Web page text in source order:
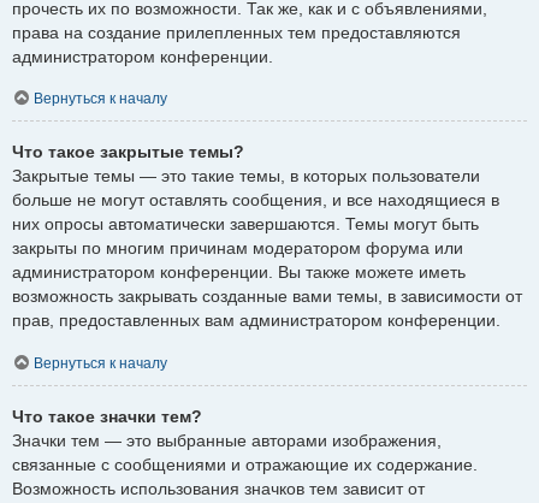
прочесть их по возможности. Так же, как и с объявлениями,
права на создание прилепленных тем предоставляются
администратором конференции.
Вернуться к началу
Что такое закрытые темы?
Закрытые темы — это такие темы, в которых пользователи
больше не могут оставлять сообщения, и все находящиеся в
них опросы автоматически завершаются. Темы могут быть
закрыты по многим причинам модератором форума или
администратором конференции. Вы также можете иметь
возможность закрывать созданные вами темы, в зависимости от
прав, предоставленных вам администратором конференции.
Вернуться к началу
Что такое значки тем?
Значки тем — это выбранные авторами изображения,
связанные с сообщениями и отражающие их содержание.
Возможность использования значков тем зависит от